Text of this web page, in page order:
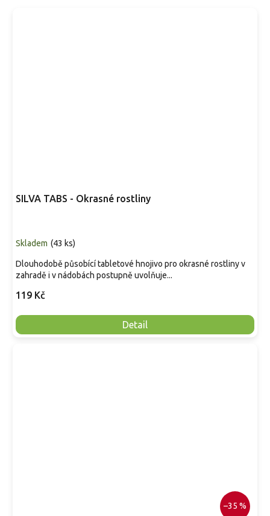
SILVA TABS - Okrasné rostliny
Skladem (43 ks)
119 Kč
Detail
Dlouhodobě působící tabletové hnojivo pro okrasné rostliny v
zahradě i v nádobách postupně uvolňuje...
–35 %